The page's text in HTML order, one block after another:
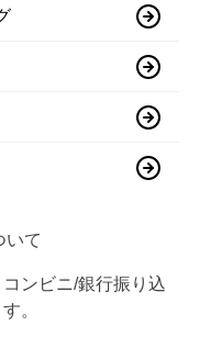
いて
ンビニ/銀行振り込
。